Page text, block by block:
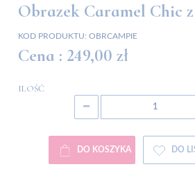
Obrazek Caramel Chic
KOD PRODUKTU: OBRCAMPIE
Cena : 249,00 zł
ILOŚĆ
DO KOSZYKA DO